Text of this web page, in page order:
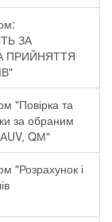
ЗА
ПРИЙНЯТТЯ
"Повірка та
за обраним
QМ"
"Розрахунок і